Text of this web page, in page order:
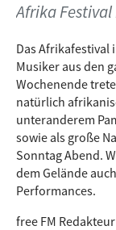
Afrika
Das Afrikafestival
Musiker aus den
Wochenende
natürlich
unteranderem
sowie als große
Sonntag Abend.
dem Gelände
Performances.
free FM